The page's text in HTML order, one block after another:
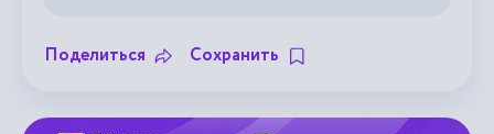
Поделиться Сохранить